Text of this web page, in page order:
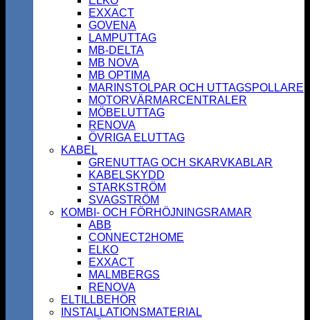
EXXACT
GOVENA
LAMPUTTAG
MB-DELTA
MB NOVA
MB OPTIMA
MARINSTOLPAR OCH UTTAGSPOLLARE
MOTORVÄRMARCENTRALER
MÖBELUTTAG
RENOVA
ÖVRIGA ELUTTAG
KABEL
GRENUTTAG OCH SKARVKABLAR
KABELSKYDD
STARKSTRÖM
SVAGSTRÖM
KOMBI- OCH FÖRHÖJNINGSRAMAR
ABB
CONNECT2HOME
ELKO
EXXACT
MALMBERGS
RENOVA
ELTILLBEHÖR
INSTALLATIONSMATERIAL